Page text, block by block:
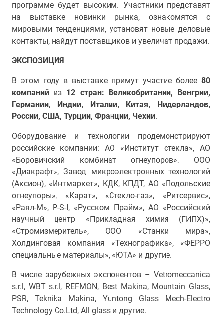
программе будет высоким. Участники представят
на выставке новинки рынка, ознакомятся с
мировыми тенденциями, установят новые деловые
контакты, найдут поставщиков и увеличат продажи.
ЭКСПОЗИЦИЯ
В этом году в выставке примут участие более 80
компаний из 12 стран: Великобритании, Венгрии,
Германии, Индии, Италии, Китая, Нидерландов,
России, США, Турции, Франции, Чехии.
Оборудование и технологии продемонстрируют
российские компании: АО «Институт стекла», АО
«Боровичский комбинат огнеупоров», ООО
«Диакрафт», Завод микроэлектронных технологий
(Аксион), «Интмаркет», КДК, КПДТ, АО «Подольские
огнеупоры», «Карат», «Стекло-газ», «Ритсервис»,
«Раял-М», P-S-I, «Русском Прайм», АО «Российский
научный центр «Прикладная химия (ГИПХ)»,
«Стромизмеритель», ООО «Станки мира»,
Холдинговая компания «Технографика», «ФЕРРО
специальные материалы», «ЮТА» и другие.
В числе зарубежных экспонентов – Vetromeccanica
s.r.l, WBT s.r.l, REFMON, Best Makina, Mountain Glass,
PSR, Teknika Makina, Yuntong Glass Mech-Electro
Technology Co.Ltd, All glass и другие.